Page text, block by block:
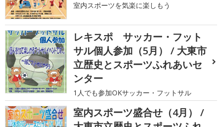
室内スポーツを気楽に楽しもう
レキスポ サッカー・フット
サル個人参加（5月） / 大東市
立歴史とスポーツふれあいセ
ンター
1人でも参加OKサッカー・フットサル
室内スポーツ盛合せ（4月） /